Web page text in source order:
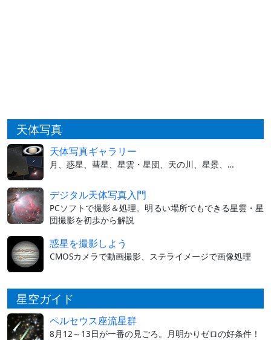
天体写真
天体写真ギャラリー
月、惑星、彗星、星雲・星団、天の川、星景、…
デジタル天体写真入門
PCソフトで撮影＆処理。明るい場所でもできる星雲・星
団撮影を初歩から解説
惑星を撮影しよう
CMOSカメラで動画撮影、ステライメージで画像処理
星空ガイド
ペルセウス座流星群
8月12～13日が一番の見ごろ。月明かりゼロの好条件！